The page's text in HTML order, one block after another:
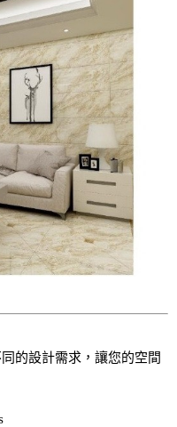
的設計需求，讓您的空間